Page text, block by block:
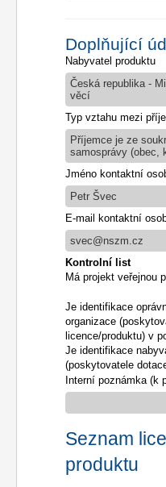
Doplňující
Nabyvatel produktu
Česká republika -
věcí
Typ vztahu mezi
Příjemce je ze
samosprávy (obec,
Jméno kontaktní
Petr Švec
E-mail kontaktní
svec@nszm.cz
Kontrolní list
Má projekt veřejnou
Je identifikace
organizace
licence/produktu) v
Je identifikace
(poskytovatele
Interní poznámka (k
Seznam
produktu